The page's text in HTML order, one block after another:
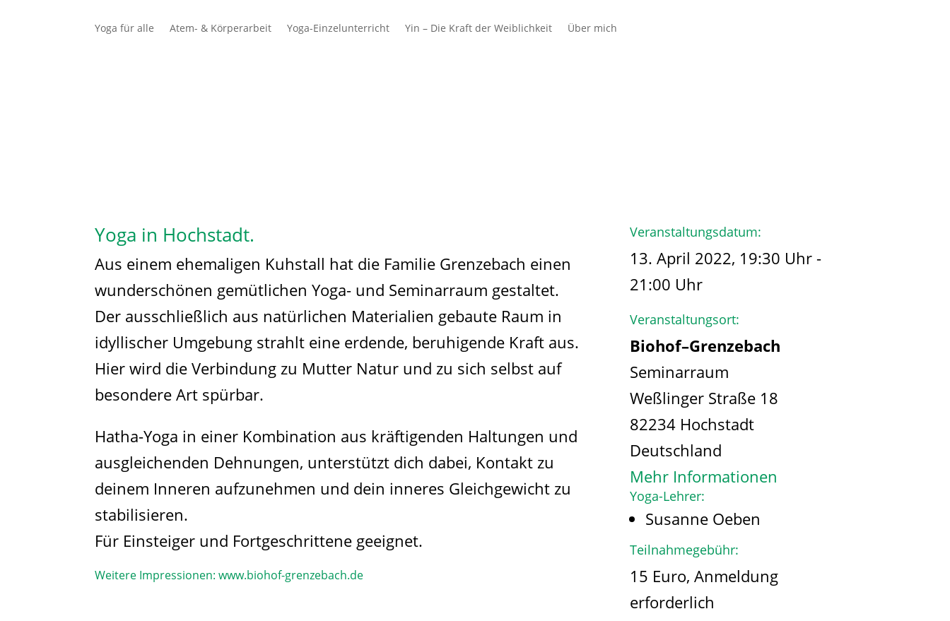
Yoga für alle Atem- & Körperarbeit Yoga-Einzelunterricht Yin – Die Kraft der Weiblichkeit Über mich
Yoga in Hochstadt.
Aus einem ehemaligen Kuhstall hat die Familie Grenzebach einen
wunderschönen gemütlichen Yoga- und Seminarraum gestaltet.
Der ausschließlich aus natürlichen Materialien gebaute Raum in
idyllischer Umgebung strahlt eine erdende, beruhigende Kraft aus.
Hier wird die Verbindung zu Mutter Natur und zu sich selbst auf
besondere Art spürbar.
Hatha-Yoga in einer Kombination aus kräftigenden Haltungen und
ausgleichenden Dehnungen, unterstützt dich dabei, Kontakt zu
deinem Inneren aufzunehmen und dein inneres Gleichgewicht zu
stabilisieren.
Für Einsteiger und Fortgeschrittene geeignet.
Weitere Impressionen:www.biohof-grenzebach.de
Veranstaltungsdatum:
13. April 2022, 19:30 Uhr -
21:00 Uhr
Veranstaltungsort:
Biohof–Grenzebach
Seminarraum
Weßlinger Straße 18
82234 Hochstadt
Deutschland
Mehr Informationen
Yoga-Lehrer:
Susanne Oeben
Teilnahmegebühr:
15 Euro, Anmeldung
erforderlich